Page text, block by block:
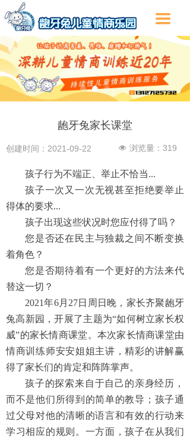
끀
龅牙兔家长课堂
孩子行为不端正、举止不恰当...
孩子一次又一次无视甚至拒绝要举止
得体的要求...
孩子出现这些状况时您应付得了吗？
您是否还在民主与独裁之间不断变换
着角色？
您是否期待着有一个更好的方法来代
替这一切？
2021年6月27日周日晚，家长齐聚龅牙
兔高新园，开展了主题为“如何树立家长权
威”的家长情商课堂。本次家长情商课堂由
情商训练师安安姐姐主讲，精彩的讲解赢
得了家长们的肯定和阵阵掌声。
孩子的探索来自于自己的亲身经历，
而不是他们所得到的简单的教导；孩子通
过父母对他的清晰的语言和有效的行动来
学习相应的规则。一方面，孩子在从我们
创建时间： 2021-09-22 넶 浏览量： 319